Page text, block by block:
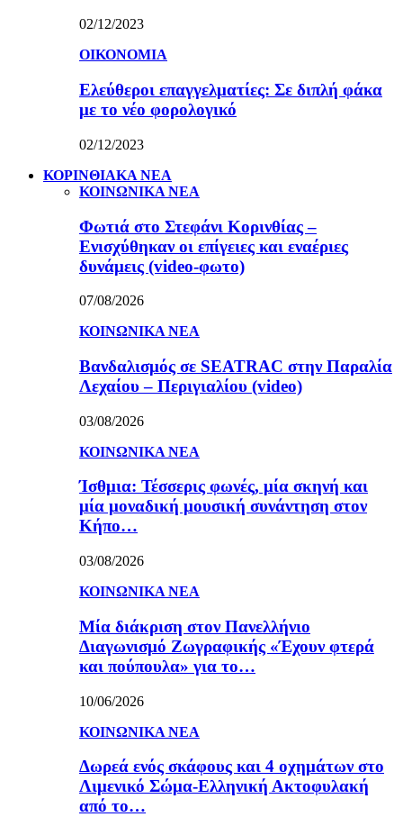
02/12/2023
ΟΙΚΟΝΟΜΙΑ
Ελεύθεροι επαγγελματίες: Σε διπλή φάκα
με το νέο φορολογικό
02/12/2023
ΚΟΡΙΝΘΙΑΚΑ ΝΕΑ
ΚΟΙΝΩΝΙΚΑ ΝΕΑ
Φωτιά στο Στεφάνι Κορινθίας –
Ενισχύθηκαν οι επίγειες και εναέριες
δυνάμεις (video-φωτο)
07/08/2026
ΚΟΙΝΩΝΙΚΑ ΝΕΑ
Βανδαλισμός σε SEATRAC στην Παραλία
Λεχαίου – Περιγιαλίου (video)
03/08/2026
ΚΟΙΝΩΝΙΚΑ ΝΕΑ
Ίσθμια: Τέσσερις φωνές, μία σκηνή και
μία μοναδική μουσική συνάντηση στον
Κήπο…
03/08/2026
ΚΟΙΝΩΝΙΚΑ ΝΕΑ
Μία διάκριση στον Πανελλήνιο
Διαγωνισμό Ζωγραφικής «Έχουν φτερά
και πούπουλα» για το…
10/06/2026
ΚΟΙΝΩΝΙΚΑ ΝΕΑ
Δωρεά ενός σκάφους και 4 οχημάτων στο
Λιμενικό Σώμα-Ελληνική Ακτοφυλακή
από το…